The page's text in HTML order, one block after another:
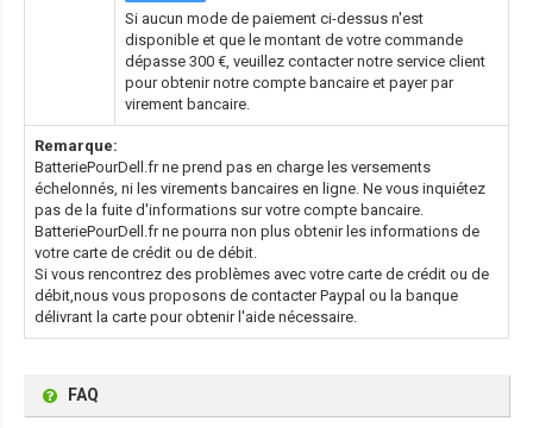
Si aucun mode de paiement ci-dessus n'est
disponible et que le montant de votre commande
dépasse 300 €, veuillez contacter notre service client
pour obtenir notre compte bancaire et payer par
virement bancaire.
Remarque:
BatteriePourDell.fr ne prend pas en charge les versements
échelonnés, ni les virements bancaires en ligne. Ne vous inquiétez
pas de la fuite d'informations sur votre compte bancaire.
BatteriePourDell.fr ne pourra non plus obtenir les informations de
votre carte de crédit ou de débit.
Si vous rencontrez des problèmes avec votre carte de crédit ou de
débit,nous vous proposons de contacter Paypal ou la banque
délivrant la carte pour obtenir l'aide nécessaire.
FAQ